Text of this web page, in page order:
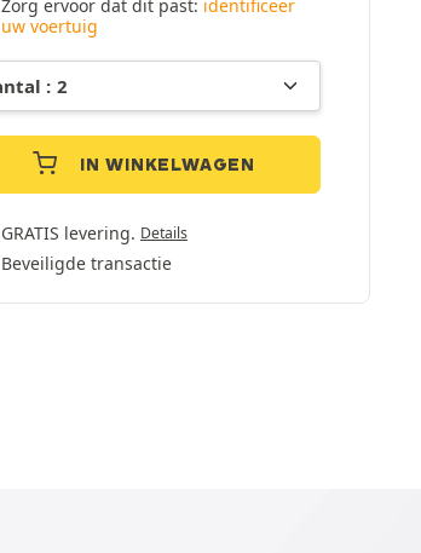
Zorg ervoor dat dit past: identificeer
uw voertuig
IN WINKELWAGEN
GRATIS levering. Details
Beveiligde transactie